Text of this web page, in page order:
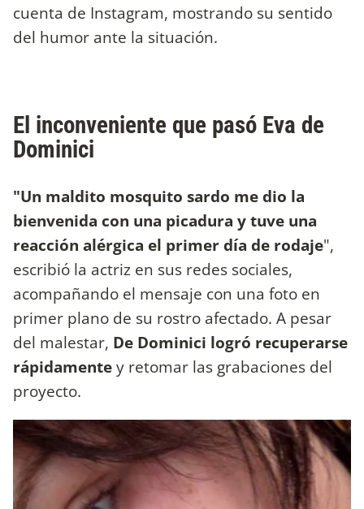
cuenta de Instagram, mostrando su sentido
del humor ante la situación.
El inconveniente que pasó Eva de
Dominici
"Un maldito mosquito sardo me dio la
bienvenida con una picadura y tuve una
reacción alérgica el primer día de rodaje",
escribió la actriz en sus redes sociales,
acompañando el mensaje con una foto en
primer plano de su rostro afectado. A pesar
del malestar, De Dominici logró recuperarse
rápidamentey retomar las grabaciones del
proyecto.